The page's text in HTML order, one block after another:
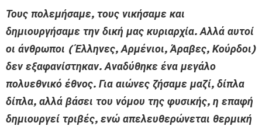
Τους πολεμήσαμε, τους νικήσαμε και
δημιουργήσαμε την δική μας κυριαρχία. Αλλά αυτοί
οι άνθρωποι ( Έλληνες, Αρμένιοι, Άραβες, Κούρδοι)
δεν εξαφανίστηκαν. Αναδύθηκε ένα μεγάλο
πολυεθνικό έθνος. Για αιώνες ζήσαμε μαζί, δίπλα
δίπλα, αλλά βάσει του νόμου της φυσικής, η επαφή
δημιουργεί τριβές, ενώ απελευθερώνεται θερμική